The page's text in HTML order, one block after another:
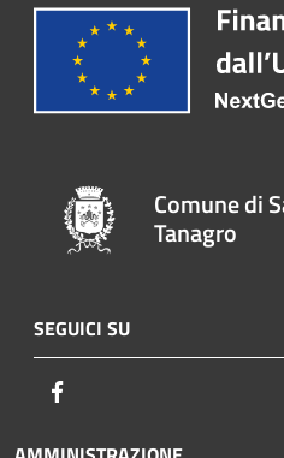
Comune di
Tanagro
SEGUICI SU